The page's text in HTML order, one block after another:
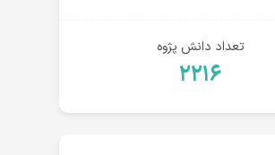
تعداد دانش پژوه
۲۲۱۶